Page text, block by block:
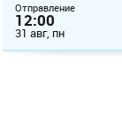
Отправление
12:00
31 авг, пн